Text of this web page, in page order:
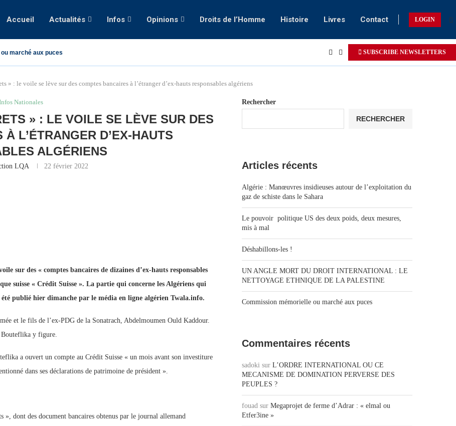
Accueil Actualités Infos Opinions Droits de l’Homme Histoire Livres Contact LOGIN
marché aux puces SUBSCRIBE NEWSLETTERS
» : le voile se lève sur des comptes bancaires à l’étranger d’ex-hauts responsables algériens
Nationales
» : LE VOILE SE LÈVE SUR DES
L’ÉTRANGER D’EX-HAUTS
ALGÉRIENS
LQA 22 février 2022
sur des « comptes bancaires de dizaines d’ex-hauts responsables
suisse « Crédit Suisse ». La partie qui concerne les Algériens qui
publié hier dimanche par le média en ligne algérien Twala.info.
et le fils de l’ex-PDG de la Sonatrach, Abdelmoumen Ould Kaddour.
Bouteflika y figure.
a ouvert un compte au Crédit Suisse « un mois avant son investiture
dans ses déclarations de patrimoine de président ».
», dont des document bancaires obtenus par le journal allemand
Rechercher
RECHERCHER
Articles récents
Algérie : Manœuvres insidieuses autour de l’exploitation du
gaz de schiste dans le Sahara
Le pouvoir politique US des deux poids, deux mesures,
mis à mal
Déshabillons-les !
UN ANGLE MORT DU DROIT INTERNATIONAL : LE
NETTOYAGE ETHNIQUE DE LA PALESTINE
Commission mémorielle ou marché aux puces
Commentaires récents
sadoki sur L’ORDRE INTERNATIONAL OU CE
MECANISME DE DOMINATION PERVERSE DES
PEUPLES ?
fouad sur Megaprojet de ferme d’Adrar : « elmal ou
Etfer3ine »